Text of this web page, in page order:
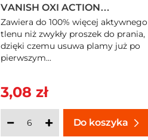
VANISH OXI ACTION
KRYSTALICZNA BIEL 100 ML
Zawiera do 100% więcej aktywnego
tlenu niż zwykły proszek do prania,
dzięki czemu usuwa plamy już po
pierwszym...
3,08 zł
Do koszyka